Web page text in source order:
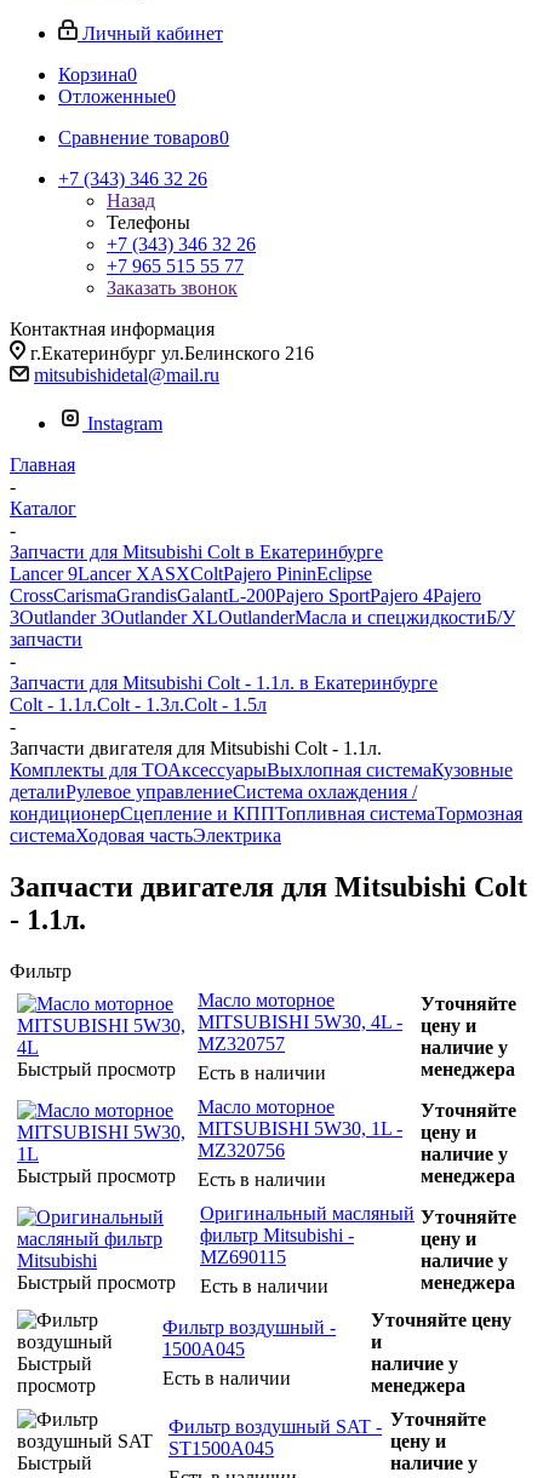
Личный кабинет
Корзина0
Отложенные0
Сравнение товаров0
+7 (343) 346 32 26
Назад
Телефоны
+7 (343) 346 32 26
+7 965 515 55 77
Заказать звонок
Контактная информация
г.Екатеринбург ул.Белинского 216
mitsubishidetal@mail.ru
Instagram
Главная
-
Каталог
-
Запчасти для Mitsubishi Colt в Екатеринбурге
Lancer 9Lancer XASXColtPajero PininEclipse
CrossCarismaGrandisGalantL-200Pajero SportPajero 4Pajero
3Outlander 3Outlander XLOutlanderМасла и спецжидкостиБ/У
запчасти
-
Запчасти для Mitsubishi Colt - 1.1л. в Екатеринбурге
Colt - 1.1л.Colt - 1.3л.Colt - 1.5л
-
Запчасти двигателя для Mitsubishi Colt - 1.1л.
Комплекты для ТОАксессуарыВыхлопная системаКузовные
деталиРулевое управлениеСистема охлаждения /
кондиционерСцепление и КППТопливная системаТормозная
системаХодовая частьЭлектрика
Запчасти двигателя для Mitsubishi Colt
- 1.1л.
Фильтр
Быстрый просмотр
Масло моторное
MITSUBISHI 5W30, 4L -
MZ320757
Есть в наличии
Уточняйте
цену и
наличие у
менеджера
Быстрый просмотр
Масло моторное
MITSUBISHI 5W30, 1L -
MZ320756
Есть в наличии
Уточняйте
цену и
наличие у
менеджера
Быстрый просмотр
Оригинальный масляный
фильтр Mitsubishi -
MZ690115
Есть в наличии
Уточняйте
цену и
наличие у
менеджера
Быстрый
просмотр
Фильтр воздушный -
1500A045
Есть в наличии
Уточняйте цену
и
наличие у
менеджера
Быстрый
Фильтр воздушный SAT -
ST1500A045
Уточняйте
цену и
наличие у